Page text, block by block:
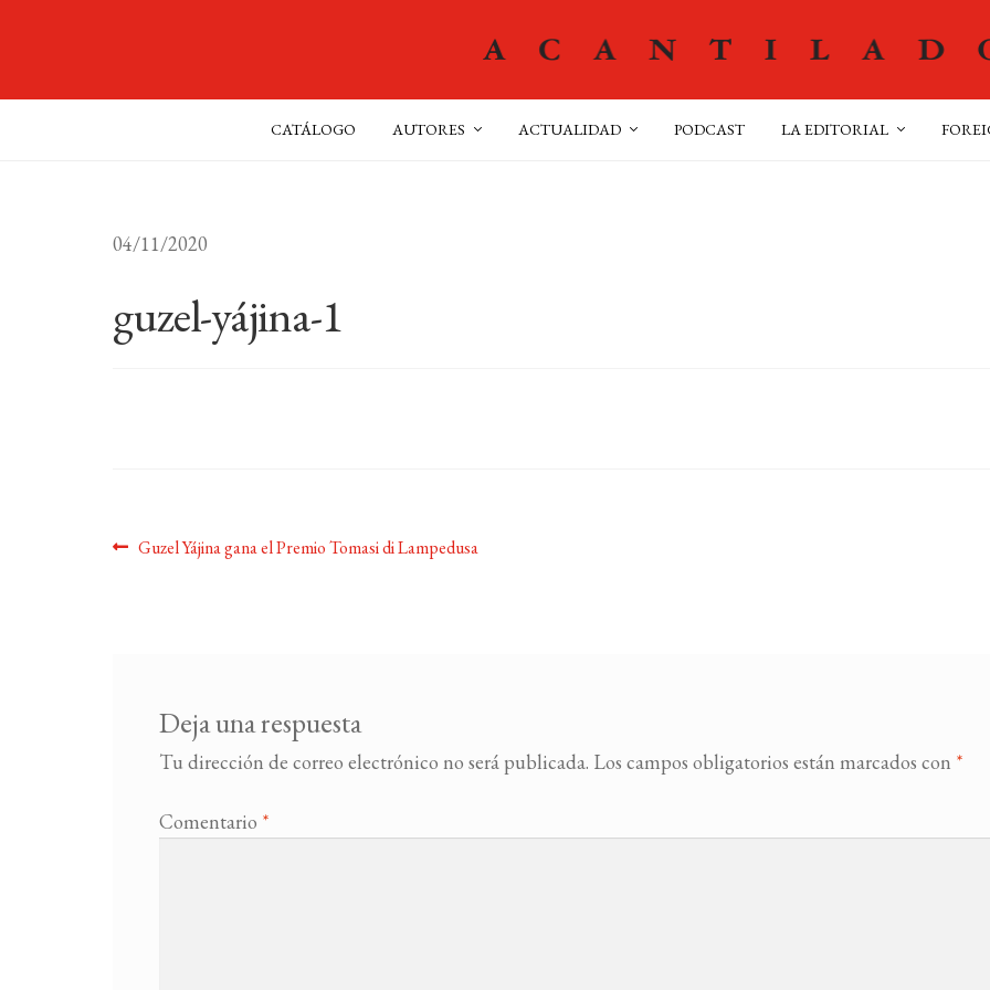
CATÁLOGO AUTORES ACTUALIDAD PODCAST LA EDITORIAL
04/11/2020
guzel-yájina-1
Navegación
Anterior:
Guzel Yájina gana el Premio Tomasi di Lampedusa
Deja una respuesta
Tu dirección de correo electrónico no será publicada. Los campos obligatorios están marcados con *
Comentario *